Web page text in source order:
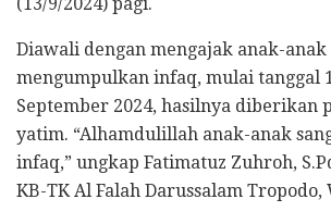
Diawali dengan mengajak anak-
mengumpulkan infaq, mulai tanggal
September 2024, hasilnya diberikan
yatim. “Alhamdulillah anak-anak
infaq,” ungkap Fatimatuz Zuhroh,
KB-TK Al Falah Darussalam